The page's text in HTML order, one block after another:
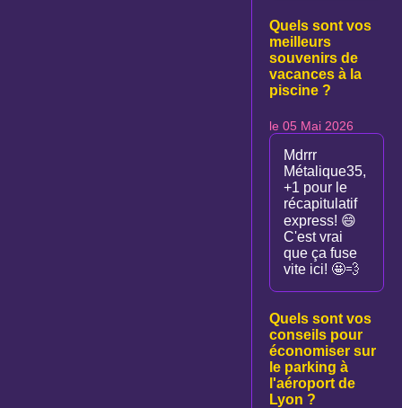
Quels sont vos
meilleurs
souvenirs de
vacances à la
piscine ?
le 05 Mai 2026
Mdrrr
Métalique35,
+1 pour le
récapitulatif
express! 😄
C'est vrai
que ça fuse
vite ici! 🤩💨
Quels sont vos
conseils pour
économiser sur
le parking à
l'aéroport de
Lyon ?